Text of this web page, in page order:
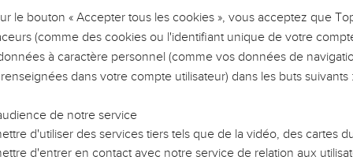
ζῆν εὐσεβῶς ἐν Χριστῷ Ἰησοῦ διωχθήσονται·
καὶ γόητες προκόψουσιν ἐπὶ τὸ χεῖρον, πλανῶντες
καὶ ἐπιστώθης, εἰδὼς παρὰ τίνων ἔμαθες,
ἱερὰ γράμματα οἶδας, τὰ δυνάμενά σε σοφίσαι εἰς
καὶ ὠφέλιμος πρὸς διδασκαλίαν, πρὸς
δικαιοσύνῃ,
le bouton « Accepter tous les cookies », vous acceptez que
(comme des cookies ou l'identifiant unique de votre
à caractère personnel (comme vos données de
dans votre compte utilisateur) dans les buts suivants :
de notre service
d'utiliser des services tiers tels que de la vidéo, des cartes
d'entrer en contact avec notre service de relation aux